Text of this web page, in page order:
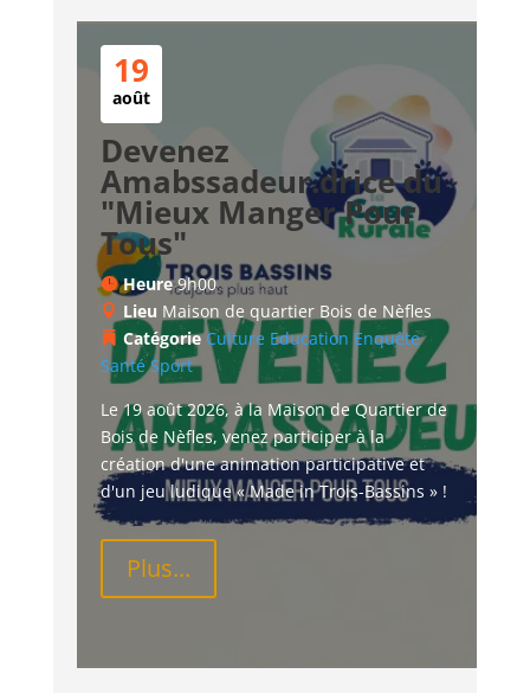
19
août
Devenez
Amabssadeur.drice du
"Mieux Manger Pour
Tous"
Heure9h00
Lieu Maison de quartier Bois de Nèfles
CatégorieCulture Education Enquête
Santé Sport
Le 19 août 2026, à la Maison de Quartier de
Bois de Nèfles, venez participer à la
création d'une animation participative et
d'un jeu ludique « Made in Trois-Bassins » !
Plus...